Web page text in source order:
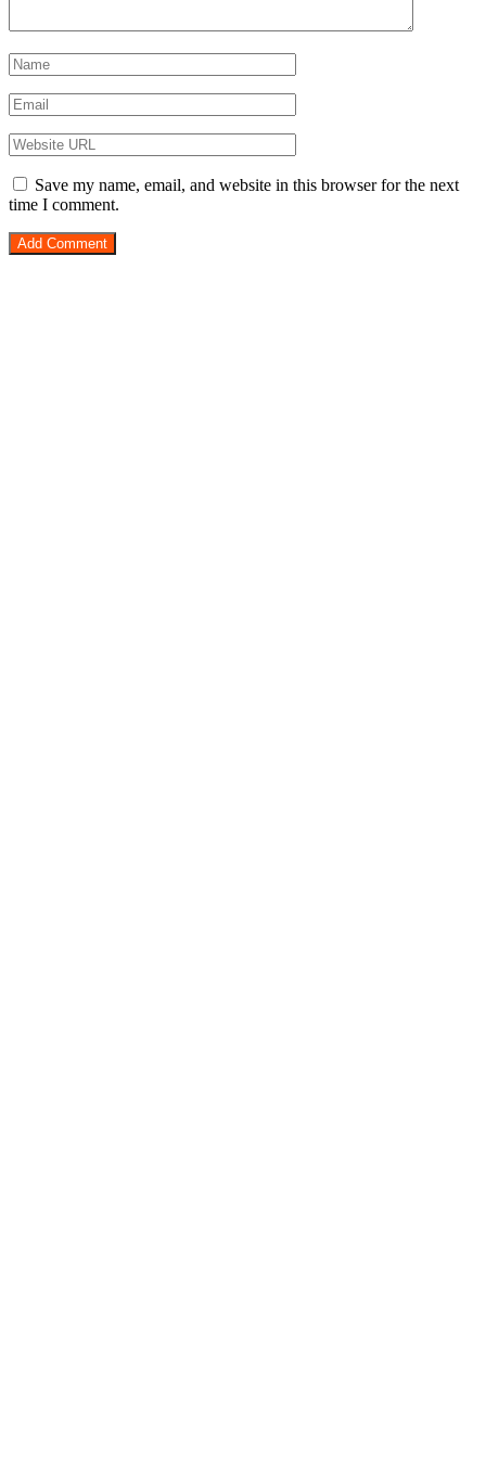
Save my name, email, and website in this browser for the next
time I comment.